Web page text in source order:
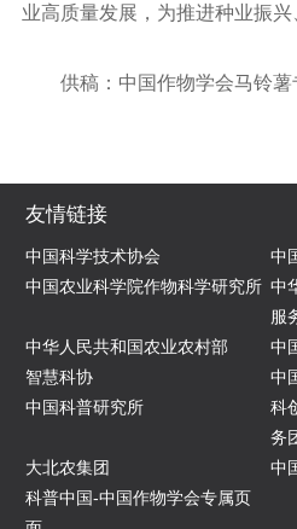
业高质量发展，为推进种业振兴
供稿：中国作物学会马铃薯
友情链接
中国科学技术协会
中
中国农业科学院作物科学研究所 中
服
中华人民共和国农业农村部
中
智慧科协
中
中国科普研究所
科
务
大北农集团
中
科普中国-中国作物学会专属页